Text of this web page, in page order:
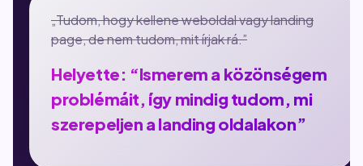
„Tudom, hogy kellene weboldal vagy landing
page, de nem tudom, mit írjak rá.”
Helyette: “Ismerem a közönségem
problémáit, így mindig tudom, mi
szerepeljen a landing oldalakon”